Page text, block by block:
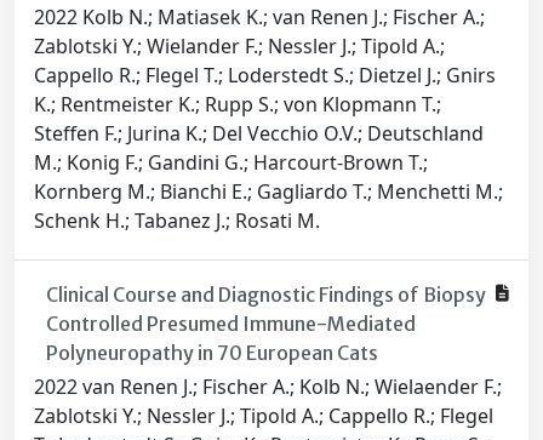
2022 Kolb N.; Matiasek K.; van Renen J.; Fischer A.;
Zablotski Y.; Wielander F.; Nessler J.; Tipold A.;
Cappello R.; Flegel T.; Loderstedt S.; Dietzel J.; Gnirs
K.; Rentmeister K.; Rupp S.; von Klopmann T.;
Steffen F.; Jurina K.; Del Vecchio O.V.; Deutschland
M.; Konig F.; Gandini G.; Harcourt-Brown T.;
Kornberg M.; Bianchi E.; Gagliardo T.; Menchetti M.;
Schenk H.; Tabanez J.; Rosati M.
Clinical Course and Diagnostic Findings of Biopsy
Controlled Presumed Immune-Mediated
Polyneuropathy in 70 European Cats
2022 van Renen J.; Fischer A.; Kolb N.; Wielaender F.;
Zablotski Y.; Nessler J.; Tipold A.; Cappello R.; Flegel